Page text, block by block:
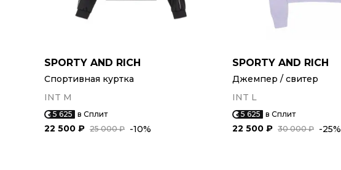
SPORTY AND RICH
Спортивная куртка
INT M
5 625 в Сплит
25 000 ₽
22 500 ₽ -10%
SPORTY AND RICH
Джемпер / свитер
INT L
5 625 в Сплит
30 000 ₽
22 500 ₽ -25%